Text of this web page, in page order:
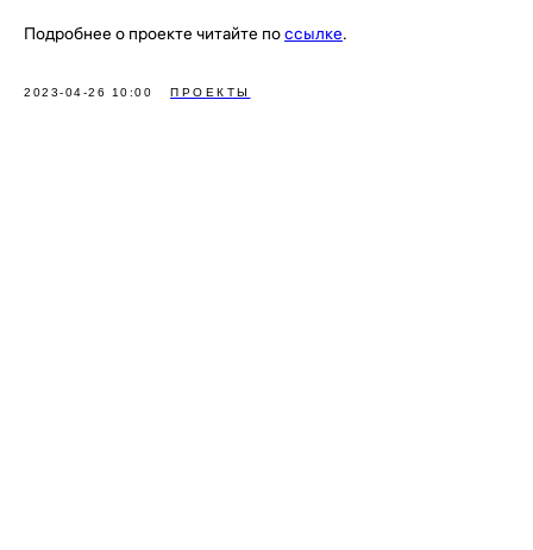
Подробнее о проекте читайте поссылке.
2023-04-26 10:00 ПРОЕКТЫ